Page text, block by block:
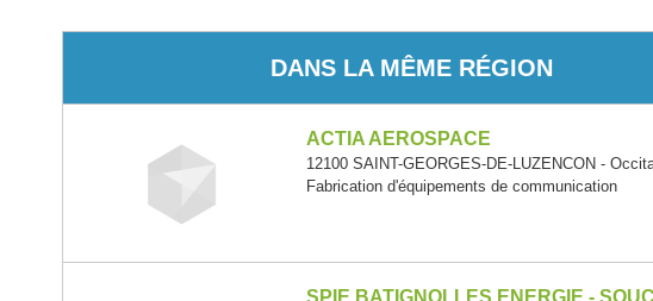
DANS LA MÊME RÉGION
ACTIA AEROSPACE
12100 SAINT-GEORGES-DE-LUZENCON -
Fabrication d'équipements de communication
SPIE BATIGNOLLES ENERGIE -